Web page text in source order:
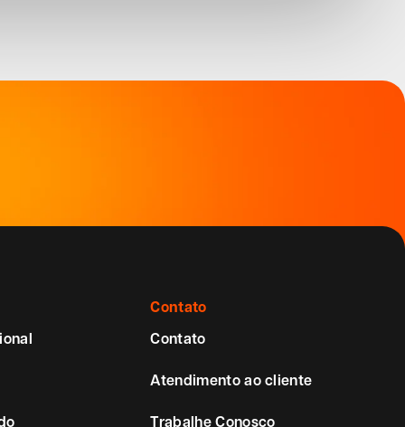
Contato
Contato
Atendimento ao cliente
Trabalhe Conosco